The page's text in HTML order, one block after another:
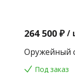
264 500 ₽ /
Оружейный
Под заказ